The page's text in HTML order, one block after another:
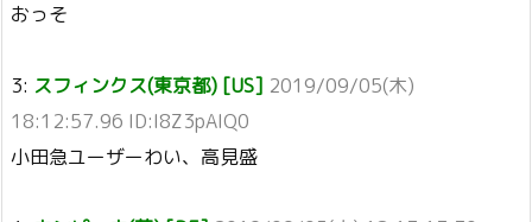
おっそ
3: スフィンクス(東京都) [US] 2019/09/05(木)
18:12:57.96 ID:I8Z3pAIQ0
小田急ユーザーわい、高見盛